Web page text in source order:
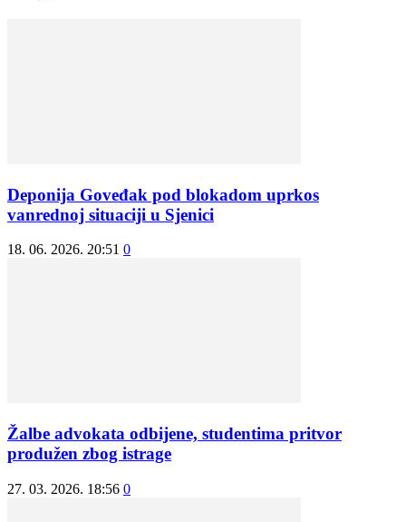
Deponija Goveđak pod blokadom uprkos
vanrednoj situaciji u Sjenici
18. 06. 2026. 20:51 0
Žalbe advokata odbijene, studentima pritvor
produžen zbog istrage
27. 03. 2026. 18:56 0